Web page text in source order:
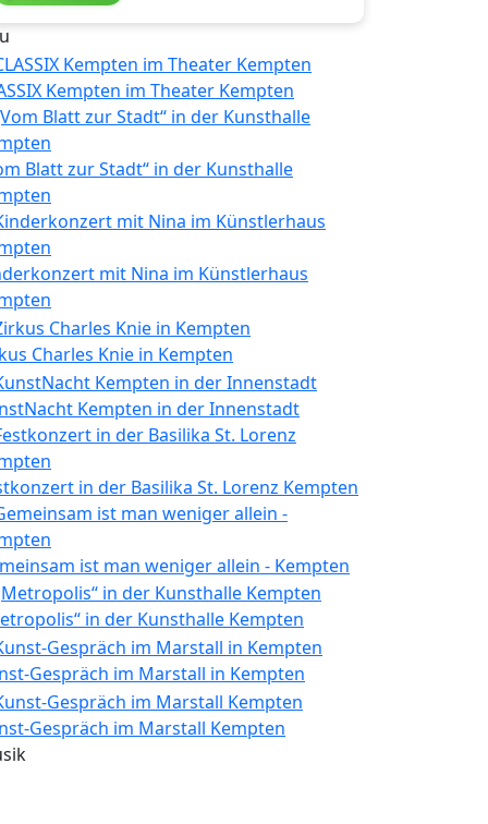
Kempten im Theater Kempten
Blatt zur Stadt“ in der Kunsthalle
mit Nina im Künstlerhaus
Charles Knie in Kempten
Kempten in der Innenstadt
in der Basilika St. Lorenz Kempten
ist man weniger allein - Kempten
in der Kunsthalle Kempten
Gespräch im Marstall in Kempten
Gespräch im Marstall Kempten